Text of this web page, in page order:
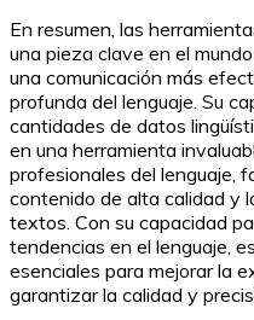
En resumen, las
una pieza clave en el
una comunicación más
profunda del lenguaje. Su
cantidades de datos
en una herramienta
profesionales del lenguaje,
contenido de alta calidad y
textos. Con su capacidad
tendencias en el lenguaje,
esenciales para mejorar la
garantizar la calidad y